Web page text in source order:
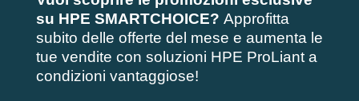
su HPE SMARTCHOICE? Approfitta
subito delle offerte del mese e aumenta le
tue vendite con soluzioni HPE ProLiant a
condizioni vantaggiose!